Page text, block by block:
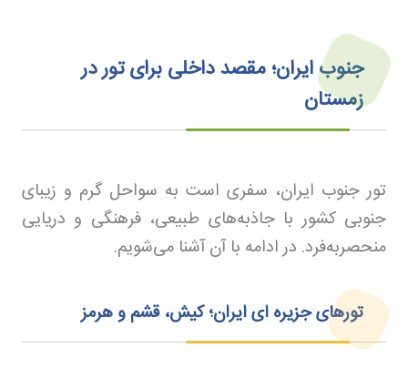
جنوب ایران؛ مقصد داخلی برای تور در
زمستان
تور جنوب ایران، سفری است به سواحل گرم و زیبای
جنوبی کشور با جاذبه‌های طبیعی، فرهنگی و دریایی
منحصربه‌فرد. در ادامه با آن آشنا می‌شویم.
تورهای جزیره‌ ای ایران؛ کیش، قشم و هرمز